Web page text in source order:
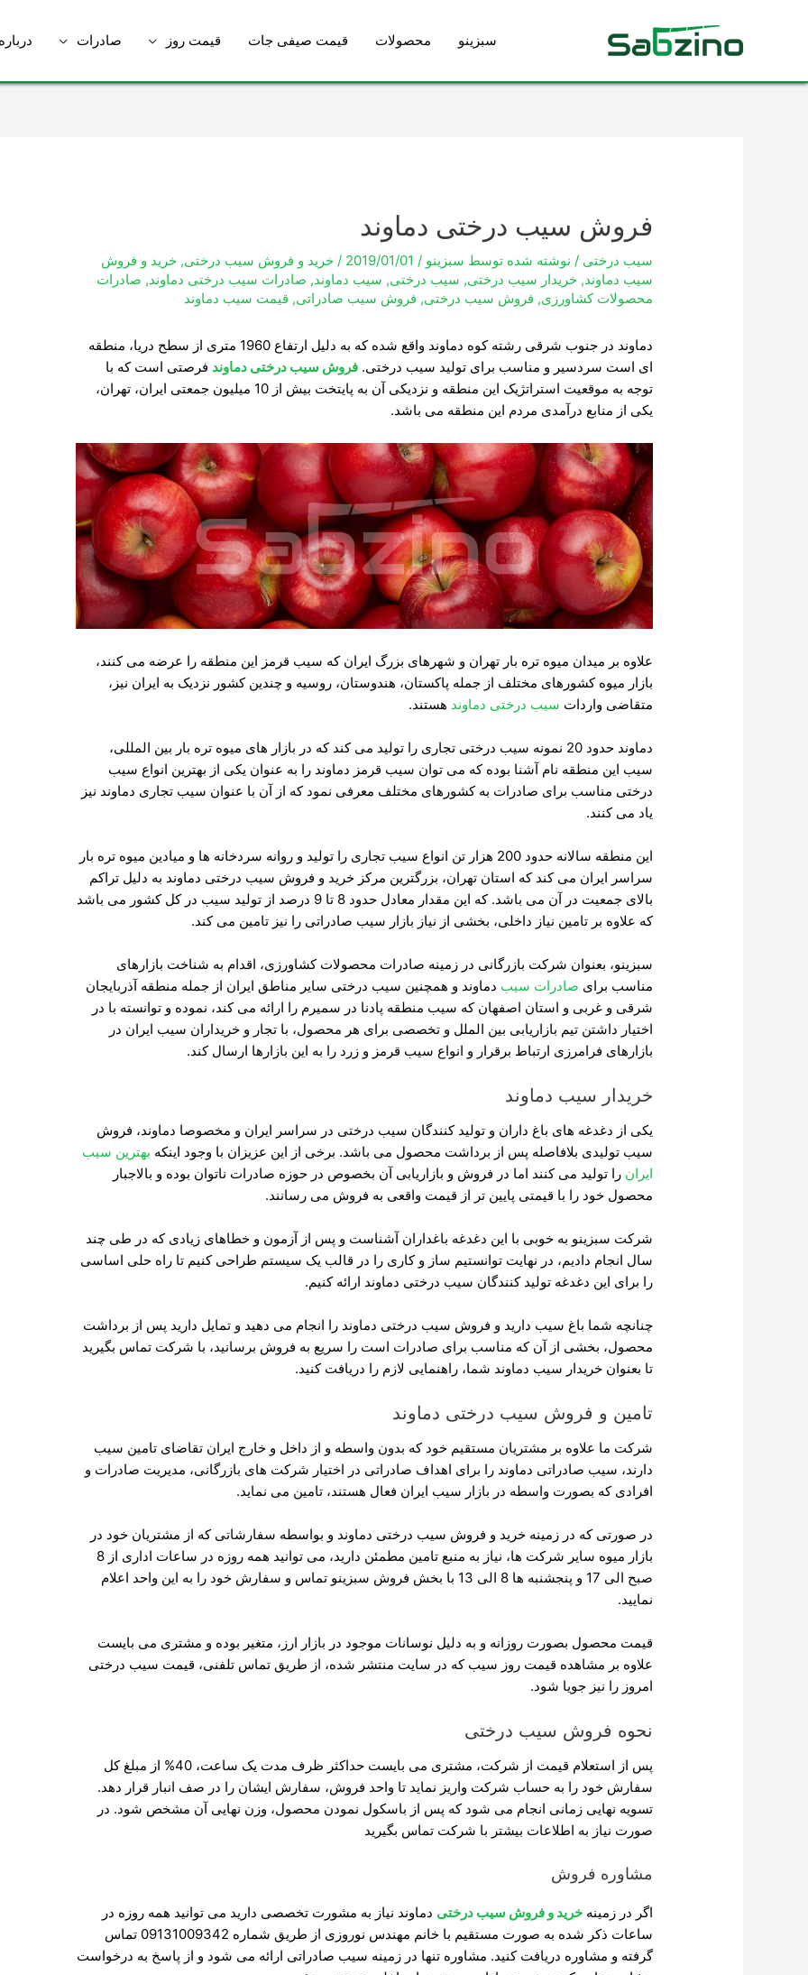
سبزینو محصولات قیمت صیفی جات قیمت روز صادرات
فروش سیب درختی دماوند
سیب درختی / نوشته شده توسط سبزینو/
2019/01/01
/خرید و فروش سیب درختی,خرید و فروش
سیب دماوند,خریدار سیب درختی, سیب درختی, سیب دماوند, صادرات سیب درختی دماوند, صادرات
محصولات کشاورزی, فروش سیب درختی, فروش سیب صادراتی, قیمت سیب دماوند
دماوند در جنوب شرقی رشته کوه دماوند واقع شده که به دلیل ارتفاع 1960 متری از سطح دریا، منطقه
ای است سردسیر و مناسب برای تولید سیب درختی.فروش سیب درختی دماوند فرصتی است که با
توجه به موقعیت استراتژیک این منطقه و نزدیکی آن به پایتخت بیش از 10 میلیون جمعتی ایران، تهران،
یکی از منابع درآمدی مردم این منطقه می باشد.
علاوه بر میدان میوه تره بار تهران و شهرهای بزرگ ایران که سیب قرمز این منطقه را عرضه می کنند،
بازار میوه کشورهای مختلف از جمله پاکستان، هندوستان، روسیه و چندین کشور نزدیک به ایران نیز،
متقاضی واردات سیب درختی دماوند هستند.
دماوند حدود 20 نمونه سیب درختی تجاری را تولید می کند که در بازار های میوه تره بار بین المللی،
سیب این منطقه نام آشنا بوده که می توان سیب قرمز دماوند را به عنوان یکی از بهترین انواع سیب
درختی مناسب برای صادرات به کشورهای مختلف معرفی نمود که از آن با عنوان سیب تجاری دماوند نیز
یاد می کنند.
این منطقه سالانه حدود 200 هزار تن انواع سیب تجاری را تولید و روانه سردخانه ها و میادین میوه تره بار
سراسر ایران می کند که استان تهران، بزرگترین مرکز خرید و فروش سیب درختی دماوند به دلیل تراکم
بالای جمعیت در آن می باشد. که این مقدار معادل حدود 8 تا 9 درصد از تولید سیب در کل کشور می باشد
که علاوه بر تامین نیاز داخلی، بخشی از نیاز بازار سیب صادراتی را نیز تامین می کند.
سبزینو، بعنوان شرکت بازرگانی در زمینه صادرات محصولات کشاورزی، اقدام به شناخت بازارهای
مناسب برای صادرات سیب دماوند و همچنین سیب درختی سایر مناطق ایران از جمله منطقه آذربایجان
شرقی و غربی و استان اصفهان که سیب منطقه پادنا در سمیرم را ارائه می کند، نموده و توانسته با در
اختیار داشتن تیم بازاریابی بین الملل و تخصصی برای هر محصول، با تجار و خریداران سیب ایران در
بازارهای فرامرزی ارتباط برقرار و انواع سیب قرمز و زرد را به این بازارها ارسال کند.
خریدار سیب دماوند
یکی از دغدغه های باغ داران و تولید کنندگان سیب درختی در سراسر ایران و مخصوصا دماوند، فروش
سیب تولیدی بلافاصله پس از برداشت محصول می باشد. برخی از این عزیزان با وجود اینکه بهترین سیب
ایران را تولید می کنند اما در فروش و بازاریابی آن بخصوص در حوزه صادرات ناتوان بوده و بالاجبار
محصول خود را با قیمتی پایین تر از قیمت واقعی به فروش می رسانند.
شرکت سبزینو به خوبی با این دغدغه باغداران آشناست و پس از آزمون و خطاهای زیادی که در طی چند
سال انجام دادیم، در نهایت توانستیم ساز و کاری را در قالب یک سیستم طراحی کنیم تا راه حلی اساسی
را برای این دغدغه تولید کنندگان سیب درختی دماوند ارائه کنیم.
چنانچه شما باغ سیب دارید و فروش سیب درختی دماوند را انجام می دهید و تمایل دارید پس از برداشت
محصول، بخشی از آن که مناسب برای صادرات است را سریع به فروش برسانید، با شرکت تماس بگیرید
تا بعنوان خریدار سیب دماوند شما، راهنمایی لازم را دریافت کنید.
تامین و فروش سیب درختی دماوند
شرکت ما علاوه بر مشتریان مستقیم خود که بدون واسطه و از داخل و خارج ایران تقاضای تامین سیب
دارند، سیب صادراتی دماوند را برای اهداف صادراتی در اختیار شرکت های بازرگانی، مدیریت صادرات و
افرادی که بصورت واسطه در بازار سیب ایران فعال هستند، تامین می نماید.
در صورتی که در زمینه خرید و فروش سیب درختی دماوند و بواسطه سفارشاتی که از مشتریان خود در
بازار میوه سایر شرکت ها، نیاز به منبع تامین مطمئن دارید، می توانید همه روزه در ساعات اداری از 8
صبح الی 17 و پنجشنبه ها 8 الی 13 با بخش فروش سبزینو تماس و سفارش خود را به این واحد اعلام
نمایید.
قیمت محصول بصورت روزانه و به دلیل نوسانات موجود در بازار ارز، متغیر بوده و مشتری می بایست
علاوه بر مشاهده قیمت روز سیب که در سایت منتشر شده، از طریق تماس تلفنی، قیمت سیب درختی
امروز را نیز جویا شود.
نحوه فروش سیب درختی
پس از استعلام قیمت از شرکت، مشتری می بایست حداکثر ظرف مدت یک ساعت، 40% از مبلغ کل
سفارش خود را به حساب شرکت واریز نماید تا واحد فروش، سفارش ایشان را در صف انبار قرار دهد.
تسویه نهایی زمانی انجام می شود که پس از باسکول نمودن محصول، وزن نهایی آن مشخص شود. در
صورت نیاز به اطلاعات بیشتر با شرکت تماس بگیرید
مشاوره فروش
اگر در زمینهخرید و فروش سیب درختی دماوند نیاز به مشورت تخصصی دارید می توانید همه روزه در
ساعات ذکر شده به صورت مستقیم با خانم مهندس نوروزی از طریق شماره 09131009342 تماس
گرفته و مشاوره دریافت کنید. مشاوره تنها در زمینه سیب صادراتی ارائه می شود و از پاسخ به درخواست